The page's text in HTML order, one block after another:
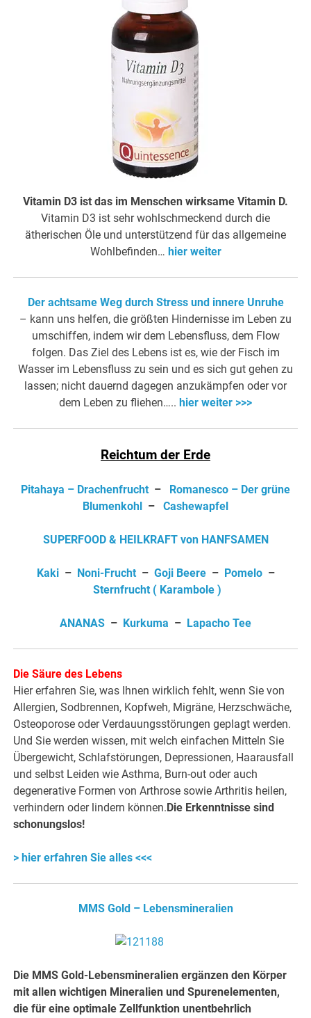
Vitamin D3 ist das im Menschen wirksame Vitamin D.
Vitamin D3 ist sehr wohlschmeckend durch die
ätherischen Öle und unterstützend für das allgemeine
Wohlbefinden… hier weiter
Der achtsame Weg durch Stress und innere Unruhe
– kann uns helfen, die größten Hindernisse im Leben zu
umschiffen, indem wir dem Lebensfluss, dem Flow
folgen. Das Ziel des Lebens ist es, wie der Fisch im
Wasser im Lebensfluss zu sein und es sich gut gehen zu
lassen; nicht dauernd dagegen anzukämpfen oder vor
dem Leben zu fliehen….. hier weiter >>>
Reichtum der Erde
Pitahaya – Drachenfrucht –
Romanesco – Der grüne
Blumenkohl
– Cashewapfel
SUPERFOOD & HEILKRAFT von HANFSAMEN
Kaki– Noni-Frucht– Goji Beere– Pomelo–
Sternfrucht ( Karambole )
ANANAS – Kurkuma – Lapacho Tee
Die Säure des Lebens
Hier erfahren Sie, was Ihnen wirklich fehlt, wenn Sie von
Allergien, Sodbrennen, Kopfweh, Migräne, Herzschwäche,
Osteoporose oder Verdauungsstörungen geplagt werden.
Und Sie werden wissen, mit welch einfachen Mitteln Sie
Übergewicht, Schlafstörungen, Depressionen, Haarausfall
und selbst Leiden wie Asthma, Burn-out oder auch
degenerative Formen von Arthrose sowie Arthritis heilen,
verhindern oder lindern können. Die Erkenntnisse sind
schonungslos!
> hier erfahren Sie alles <<<
MMS Gold – Lebensmineralien
Die MMS Gold-Lebensmineralien ergänzen den Körper
mit allen wichtigen Mineralien und Spurenelementen,
die für eine optimale Zellfunktion unentbehrlich